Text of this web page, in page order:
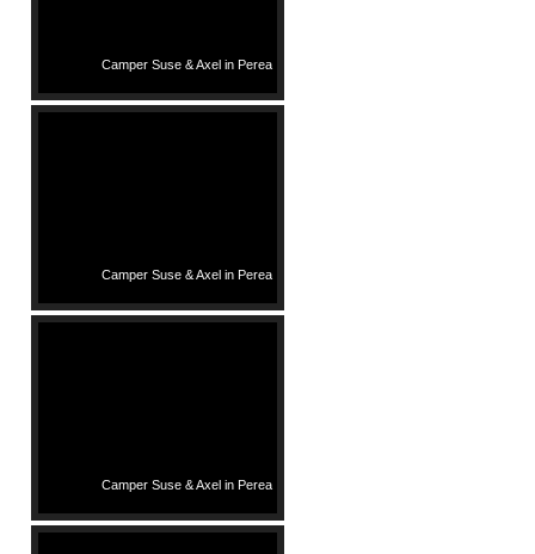
Camper Suse & Axel in Perea
Camper Suse & Axel in Perea
Camper Suse & Axel in Perea